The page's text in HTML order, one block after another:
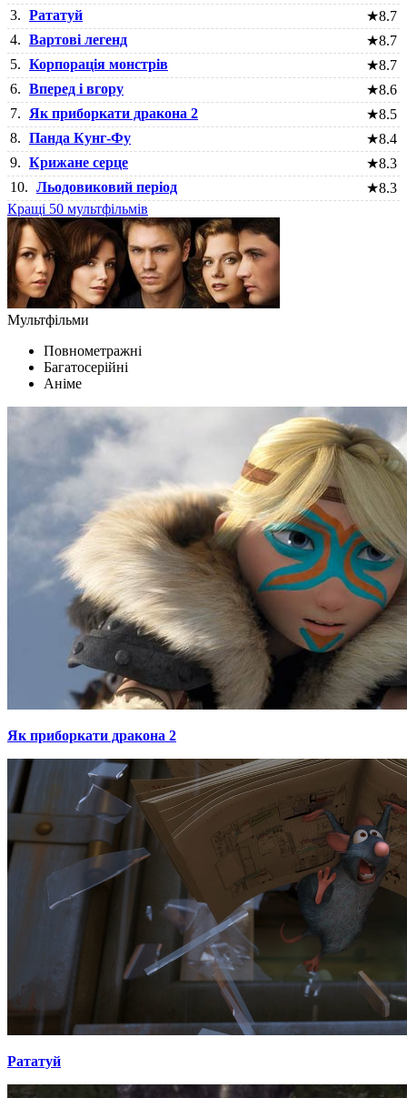
3. Рататуй ★8.7
4. Вартові легенд ★8.7
5. Корпорація монстрів ★8.7
6. Вперед і вгору ★8.6
7.
Як приборкати дракона 2 ★8.5
8. Панда Кунг-Фу ★8.4
9. Крижане серце ★8.3
10. Льодовиковий період ★8.3
Кращі 50 мультфільмів
Мультфільми
Повнометражні
Багатосерійні
Аніме
Як приборкати дракона 2
Рататуй